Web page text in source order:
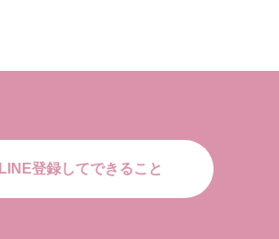
LINE登録してできること